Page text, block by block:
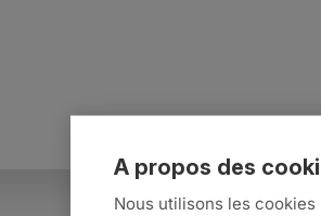
A propos des
Nous utilisons les